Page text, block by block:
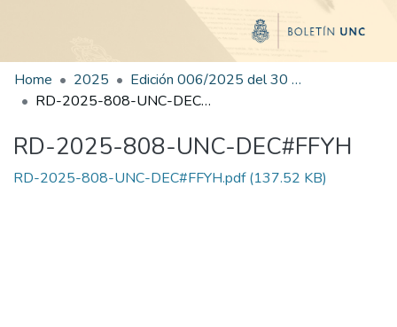
Home 2025
Edición 006/2025 del 30 de junio de 2025
RD-2025-808-UNC-DEC#FFYH
RD-2025-808-UNC-DEC#FFYH
RD-2025-808-UNC-DEC#FFYH.pdf(137.52 KB)